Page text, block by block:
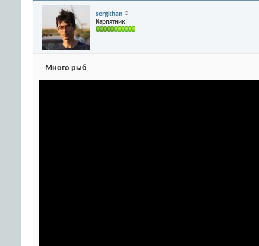
sergkhan
Карпятник
Много рыб